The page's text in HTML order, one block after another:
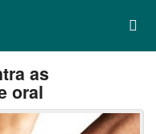
as
oral